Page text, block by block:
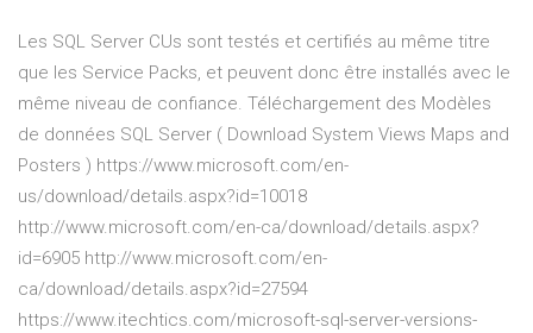
Les SQL Server CUs sont testés et certifiés au même titre
que les Service Packs, et peuvent donc être installés avec le
même niveau de confiance. Téléchargement des Modèles
de données SQL Server ( Download System Views Maps and
Posters ) https://www.microsoft.com/en-
us/download/details.aspx?id=10018
http://www.microsoft.com/en-ca/download/details.aspx?
id=6905 http://www.microsoft.com/en-
ca/download/details.aspx?id=27594
https://www.itechtics.com/microsoft-sql-server-versions-